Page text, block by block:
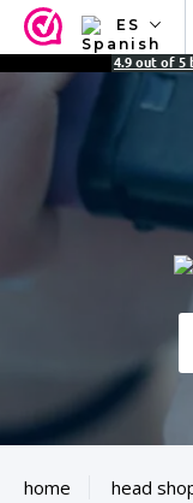
ES
NL
ES
4.9 out of 5
home head